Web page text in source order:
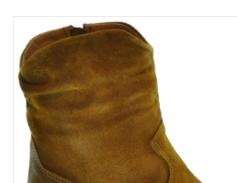
Accessoires
Super Deals
Blog
Merken